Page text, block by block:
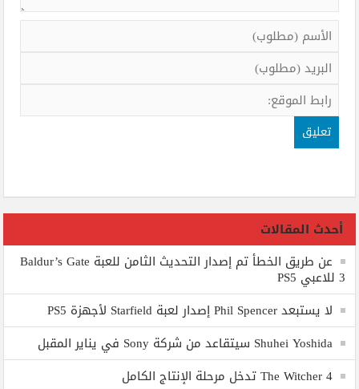
أحدث المقالات
عن طريق الخطأ تم إصدار التحديث الثامن للعبة Baldur’s Gate
3 للاعبي PS5
لا يستبعد Phil Spencer إصدار لعبة Starfield لأجهزة PS5
Shuhei Yoshida سيتقاعد من شركة Sony في يناير المقبل
The Witcher 4 تدخل مرحلة الإنتاج الكامل